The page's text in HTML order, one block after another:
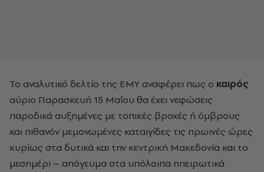
Το αναλυτικό δελτίο της ΕΜΥ αναφέρει πως ο καιρός
αύριο Παρασκευή 15 Μαΐου θα έχει νεφώσεις
παροδικά αυξημένες με τοπικές βροχές ή όμβρους
και πιθανόν μεμονωμένες καταιγίδες τις πρωινές ώρες
κυρίως στα δυτικά και την κεντρική Μακεδονία και το
μεσημέρι – απόγευμα στα υπόλοιπα ηπειρωτικά